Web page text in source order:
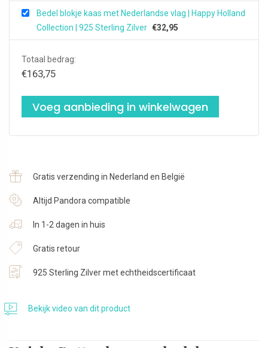
Bedel blokje kaas met Nederlandse vlag | Happy Holland
Collection | 925 Sterling Zilver €32,95
Totaal bedrag:
€163,75
Voeg aanbieding in winkelwagen
Gratis verzending in Nederland en België
Altijd Pandora compatible
In 1-2 dagen in huis
Gratis retour
925 Sterling Zilver met echtheidscertificaat
Bekijk video van dit product